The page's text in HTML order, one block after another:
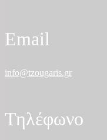
Email
info@tzougaris.gr
Τηλέφωνο